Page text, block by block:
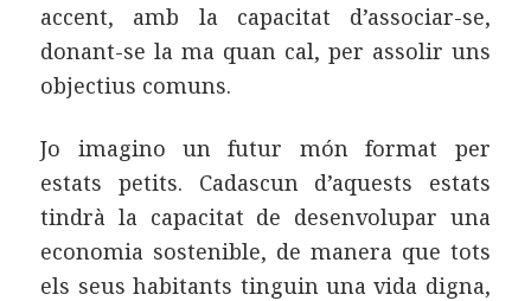
accent, amb la capacitat d’associar-se,
donant-se la ma quan cal, per assolir uns
objectius comuns.
Jo imagino un futur món format per
estats petits. Cadascun d’aquests estats
tindrà la capacitat de desenvolupar una
economia sostenible, de manera que tots
els seus habitants tinguin una vida digna,